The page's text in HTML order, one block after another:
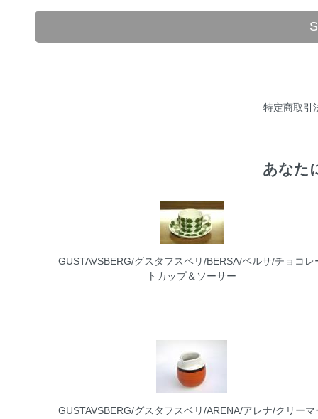
特定商取引
あなた
GUSTAVSBERG/グスタフスベリ/BERSA/ベルサ/チョコレ
トカップ＆ソーサー
GUSTAVSBERG/グスタフスベリ/ARENA/アレナ/クリーマ